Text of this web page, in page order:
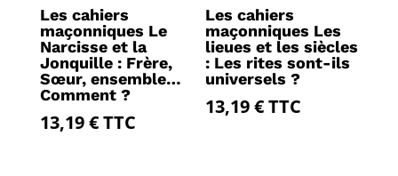
Les cahiers
maçonniques Le
Narcisse et la
Jonquille : Frère,
Sœur, ensemble…
Comment ?
13,19€TTC
Les cahiers
maçonniques Les
lieues et les siècles
: Les rites sont-ils
universels ?
13,19€TTC